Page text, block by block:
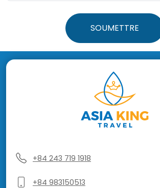
SOUMETTRE
+84 243 719 1918
+84 983150513